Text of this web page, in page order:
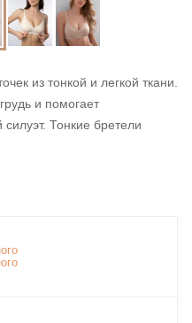
из тонкой и легкой ткани.
и помогает
Тонкие бретели